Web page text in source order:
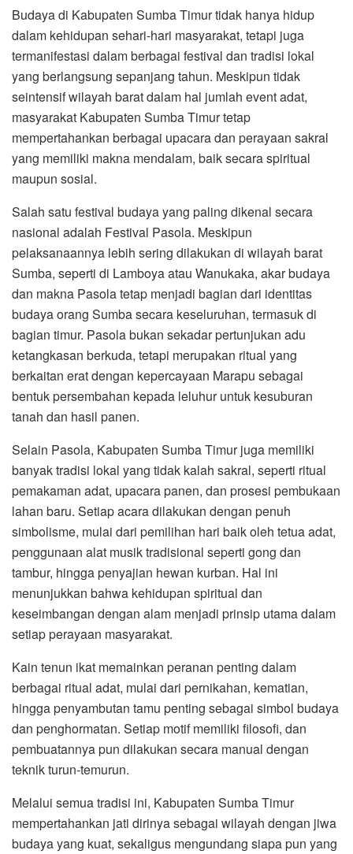
Budaya di Kabupaten Sumba Timur tidak hanya hidup
dalam kehidupan sehari-hari masyarakat, tetapi juga
termanifestasi dalam berbagai festival dan tradisi lokal
yang berlangsung sepanjang tahun. Meskipun tidak
seintensif wilayah barat dalam hal jumlah event adat,
masyarakat Kabupaten Sumba Timur tetap
mempertahankan berbagai upacara dan perayaan sakral
yang memiliki makna mendalam, baik secara spiritual
maupun sosial.
Salah satu festival budaya yang paling dikenal secara
nasional adalah Festival Pasola. Meskipun
pelaksanaannya lebih sering dilakukan di wilayah barat
Sumba, seperti di Lamboya atau Wanukaka, akar budaya
dan makna Pasola tetap menjadi bagian dari identitas
budaya orang Sumba secara keseluruhan, termasuk di
bagian timur. Pasola bukan sekadar pertunjukan adu
ketangkasan berkuda, tetapi merupakan ritual yang
berkaitan erat dengan kepercayaan Marapu sebagai
bentuk persembahan kepada leluhur untuk kesuburan
tanah dan hasil panen.
Selain Pasola, Kabupaten Sumba Timur juga memiliki
banyak tradisi lokal yang tidak kalah sakral, seperti ritual
pemakaman adat, upacara panen, dan prosesi pembukaan
lahan baru. Setiap acara dilakukan dengan penuh
simbolisme, mulai dari pemilihan hari baik oleh tetua adat,
penggunaan alat musik tradisional seperti gong dan
tambur, hingga penyajian hewan kurban. Hal ini
menunjukkan bahwa kehidupan spiritual dan
keseimbangan dengan alam menjadi prinsip utama dalam
setiap perayaan masyarakat.
Kain tenun ikat memainkan peranan penting dalam
berbagai ritual adat, mulai dari pernikahan, kematian,
hingga penyambutan tamu penting sebagai simbol budaya
dan penghormatan. Setiap motif memiliki filosofi, dan
pembuatannya pun dilakukan secara manual dengan
teknik turun-temurun.
Melalui semua tradisi ini, Kabupaten Sumba Timur
mempertahankan jati dirinya sebagai wilayah dengan jiwa
budaya yang kuat, sekaligus mengundang siapa pun yang